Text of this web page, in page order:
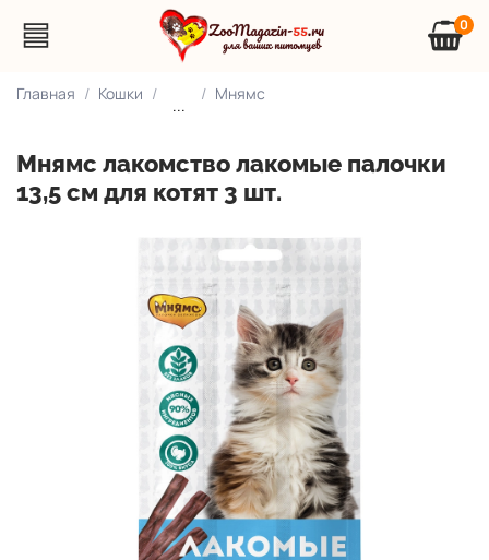
0
Главная Кошки
...
Мнямс
Мнямс лакомство лакомые палочки
13,5 см для котят 3 шт.